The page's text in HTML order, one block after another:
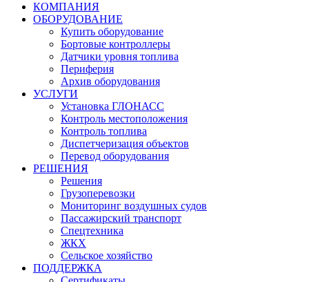
КОМПАНИЯ
ОБОРУДОВАНИЕ
Купить оборудование
Бортовые контроллеры
Датчики уровня топлива
Периферия
Архив оборудования
УСЛУГИ
Установка ГЛОНАСС
Контроль местоположения
Контроль топлива
Диспетчеризация объектов
Перевод оборудования
РЕШЕНИЯ
Решения
Грузоперевозки
Мониторинг воздушных судов
Пассажирский транспорт
Спецтехника
ЖКХ
Сельское хозяйство
ПОДДЕРЖКА